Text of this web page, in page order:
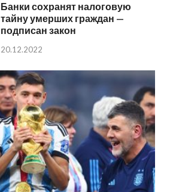
Банки сохранят налоговую
тайну умерших граждан —
подписан закон
20.12.2022